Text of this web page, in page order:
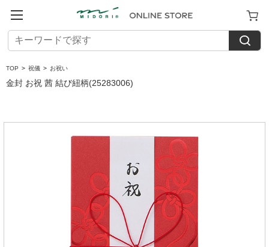
TOP > 祝儀 > お祝い
金封 お祝 茜 結び紐柄(25283006)